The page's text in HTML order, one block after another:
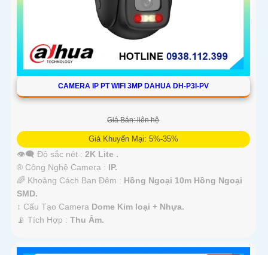
CAMERA IP PT WIFI 3MP DAHUA DH-P3I-PV
Giá Bán: liên hệ
Giá Khuyến Mại: 5%-35%
👁️‍🗨 Độ sắc nét : 2K Lite .
®️ Công Nghệ Camera : IP.
🌈 Khoảng Cách Ban Đêm : Hồng Ngoại 10m Hồng Ngoại
SMD.
↕️ Cấu Tạo Camera Dome Kim loại + Nhựa.
️📡 Tích Hợp : Thu Âm.